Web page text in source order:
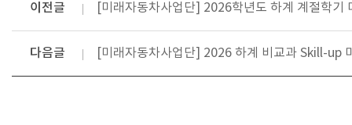
이전글 [미래자동차사업단] 2026학년도 하계 계절학
다음글 [미래자동차사업단] 2026 하계 비교과 Skill-up